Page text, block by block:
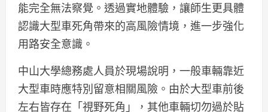
能完全無法察覺。透過實地體驗，讓師生更具體
認識大型車死角帶來的高風險情境，進一步強化
用路安全意識。
中山大學總務處人員於現場說明，一般車輛靠近
大型車時應特別留意相關風險。由於大型車前後
左右皆存在「視野死角」，其他車輛切勿過於貼